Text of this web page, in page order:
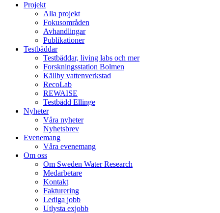
Projekt
Alla projekt
Fokusområden
Avhandlingar
Publikationer
Testbäddar
Testbäddar, living labs och mer
Forskningsstation Bolmen
Källby vattenverkstad
RecoLab
REWAISE
Testbädd Ellinge
Nyheter
Våra nyheter
Nyhetsbrev
Evenemang
Våra evenemang
Om oss
Om Sweden Water Research
Medarbetare
Kontakt
Fakturering
Lediga jobb
Utlysta exjobb